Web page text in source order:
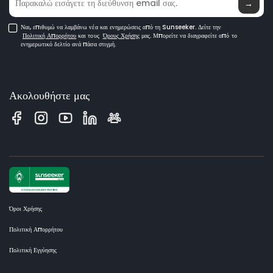
→
Ναι, επιθυμώ να λαμβάνω νέα και ενημερώσεις από τη Sunseeker. Δείτε την
Πολιτική Απορρήτου και τους Όρους Χρήσηςμας. Μπορείτε να διαγραφείτε από το
ενημερωτικό δελτίο ανά πάσα στιγμή.
Ακολουθήστε μας
Όροι Χρήσης
Πολιτική Απορρήτου
Πολιτική Εγγύησης